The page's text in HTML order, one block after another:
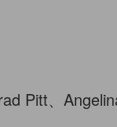
Pitt、